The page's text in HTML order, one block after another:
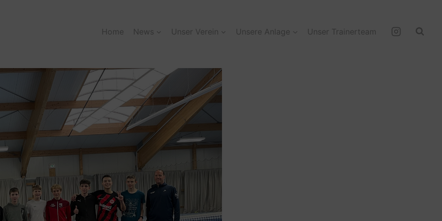
Home
News Unser Verein Unsere Anlage Unser Trainerteam